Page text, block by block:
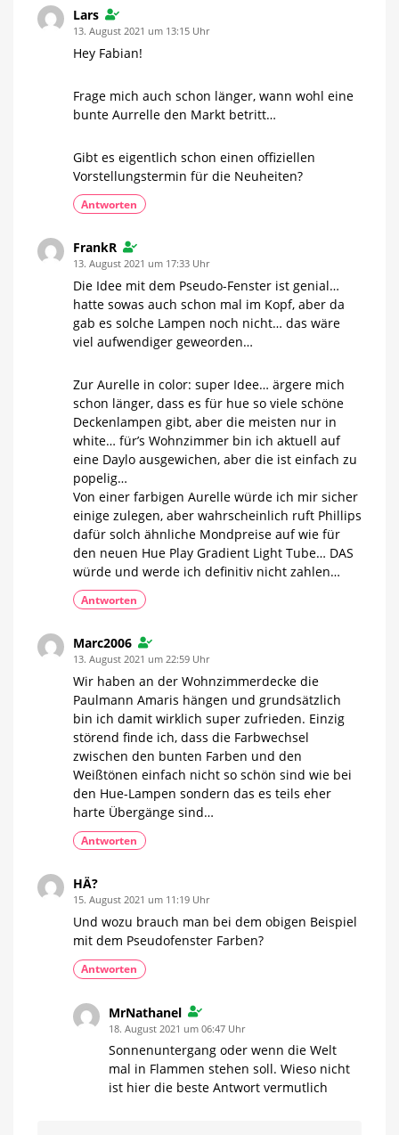
Lars
13. August 2021 um 13:15 Uhr
Hey Fabian!
Frage mich auch schon länger, wann wohl eine
bunte Aurrelle den Markt betritt…
Gibt es eigentlich schon einen offiziellen
Vorstellungstermin für die Neuheiten?
Antworten
FrankR
13. August 2021 um 17:33 Uhr
Die Idee mit dem Pseudo-Fenster ist genial…
hatte sowas auch schon mal im Kopf, aber da
gab es solche Lampen noch nicht… das wäre
viel aufwendiger geweorden…
Zur Aurelle in color: super Idee… ärgere mich
schon länger, dass es für hue so viele schöne
Deckenlampen gibt, aber die meisten nur in
white… für’s Wohnzimmer bin ich aktuell auf
eine Daylo ausgewichen, aber die ist einfach zu
popelig…
Von einer farbigen Aurelle würde ich mir sicher
einige zulegen, aber wahrscheinlich ruft Phillips
dafür solch ähnliche Mondpreise auf wie für
den neuen Hue Play Gradient Light Tube… DAS
würde und werde ich definitiv nicht zahlen…
Antworten
Marc2006
13. August 2021 um 22:59 Uhr
Wir haben an der Wohnzimmerdecke die
Paulmann Amaris hängen und grundsätzlich
bin ich damit wirklich super zufrieden. Einzig
störend finde ich, dass die Farbwechsel
zwischen den bunten Farben und den
Weißtönen einfach nicht so schön sind wie bei
den Hue-Lampen sondern das es teils eher
harte Übergänge sind…
Antworten
HÄ?
15. August 2021 um 11:19 Uhr
Und wozu brauch man bei dem obigen Beispiel
mit dem Pseudofenster Farben?
Antworten
MrNathanel
18. August 2021 um 06:47 Uhr
Sonnenuntergang oder wenn die Welt
mal in Flammen stehen soll. Wieso nicht
ist hier die beste Antwort vermutlich